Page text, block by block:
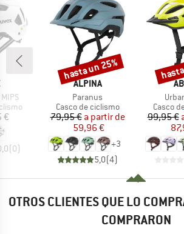
€
(0)
MARCA
ALPINA
Artículo
Paranus
Product group
Casco de ciclismo
Precio
79,95 € Precio reducido
a partir de
59,96 €
+3
5,0(4)
Descuento
hasta un 25%
Product
Casco
99,95 €
OTROS CLIENTES QUE LO
COMPRARON